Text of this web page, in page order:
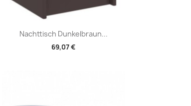
Nachttisch Dunkelbraun...
69,07 €
Vorschau